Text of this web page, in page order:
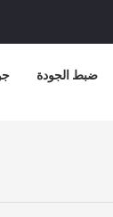
ضبط الجودة